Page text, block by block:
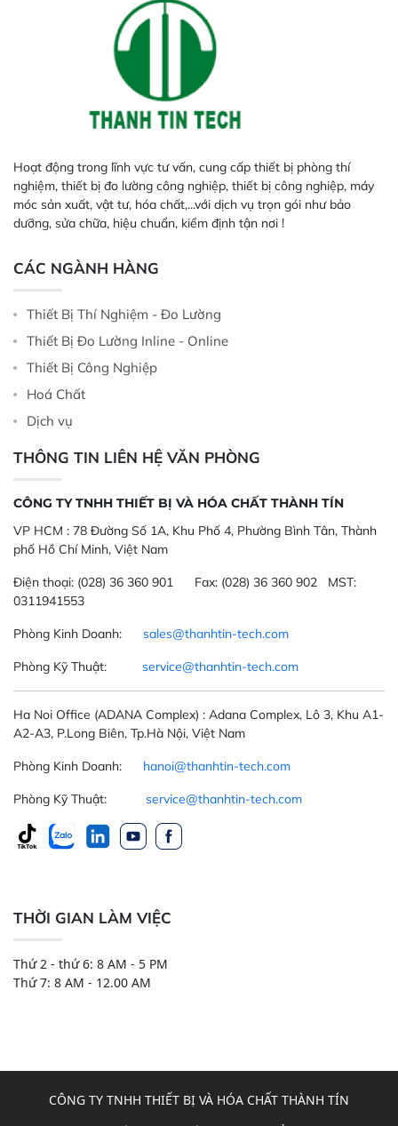
Hoạt động trong lĩnh vực tư vấn, cung cấp thiết bị phòng thí
nghiệm, thiết bị đo lường công nghiệp, thiết bị công nghiệp, máy
móc sản xuất, vật tư, hóa chất,...với dịch vụ trọn gói như bảo
dưỡng, sửa chữa, hiệu chuẩn, kiểm định tận nơi !
CÁC NGÀNH HÀNG
Thiết Bị Thí Nghiệm - Đo Lường
Thiết Bị Đo Lường Inline - Online
Thiết Bị Công Nghiệp
Hoá Chất
Dịch vụ
THÔNG TIN LIÊN HỆ VĂN PHÒNG
CÔNG TY TNHH THIẾT BỊ VÀ HÓA CHẤT THÀNH TÍN
VP HCM : 78 Đường Số 1A, Khu Phố 4, Phường Bình Tân, Thành
phố Hồ Chí Minh, Việt Nam
Điện thoại: (028) 36 360 901 Fax: (028) 36 360 902 MST:
0311941553
Phòng Kinh Doanh: sales@thanhtin-tech.com
Phòng Kỹ Thuật: service@thanhtin-tech.com
Ha Noi Office (ADANA Complex) : Adana Complex, Lô 3, Khu A1-
A2-A3, P.Long Biên, Tp.Hà Nội, Việt Nam
Phòng Kinh Doanh: hanoi@thanhtin-tech.com
Phòng Kỹ Thuật: service@thanhtin-tech.com
THỜI GIAN LÀM VIỆC
Thứ 2 - thứ 6: 8 AM - 5 PM
Thứ 7: 8 AM - 12.00 AM
CÔNG TY TNHH THIẾT BỊ VÀ HÓA CHẤT THÀNH TÍN